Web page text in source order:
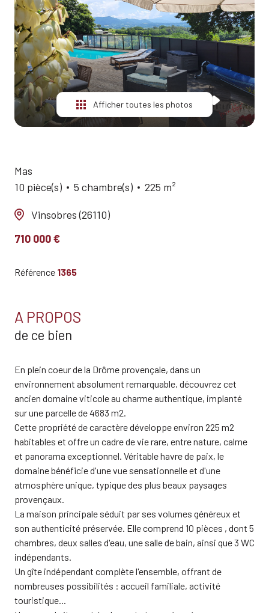
QUI
SOMMES-
NOUS?
CONTACT
Afficher toutes les photos
Mas
10 pièce(s)
5 chambre(s) 225 m²
Vinsobres (26110)
710 000 €
Référence 1365
A PROPOS
de ce bien
En plein coeur de la Drôme provençale, dans un
environnement absolument remarquable, découvrez cet
ancien domaine viticole au charme authentique, implanté
sur une parcelle de 4683 m2.
Cette propriété de caractère développe environ 225 m2
habitables et offre un cadre de vie rare, entre nature, calme
et panorama exceptionnel. Véritable havre de paix, le
domaine bénéficie d'une vue sensationnelle et d'une
atmosphère unique, typique des plus beaux paysages
provençaux.
La maison principale séduit par ses volumes généreux et
son authenticité préservée. Elle comprend 10 pièces , dont 5
chambres, deux salles d'eau, une salle de bain, ainsi que 3 WC
indépendants.
Un gîte indépendant complète l'ensemble, offrant de
nombreuses possibilités : accueil familiale, activité
touristique...